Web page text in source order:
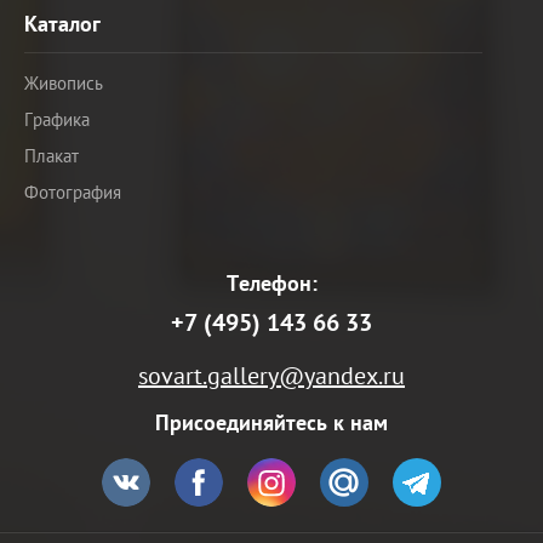
Каталог
Живопись
Графика
Плакат
Фотография
Телефон:
+7 (495) 143 66 33
sovart.gallery@yandex.ru
Присоединяйтесь к нам